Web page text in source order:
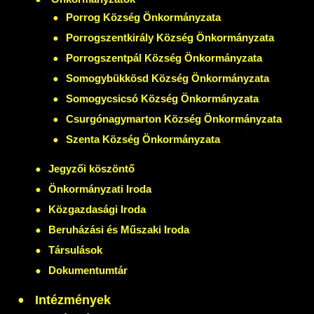
Porrog Község Önkormányzata
Porrogszentkirály Község Önkormányzata
Porrogszentpál Község Önkormányzata
Somogybükkösd Község Önkormányzata
Somogycsicsó Község Önkormányzata
Csurgónagymarton Község Önkormányzata
Szenta Község Önkormányzata
Jegyzői köszöntő
Önkormányzati Iroda
Közgazdasági Iroda
Beruházási és Műszaki Iroda
Társulások
Dokumentumtár
Intézmények